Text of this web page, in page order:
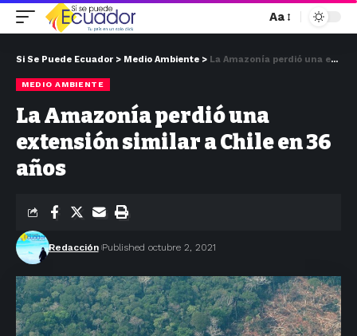
Aa
Si Se Puede Ecuador > Medio Ambiente > La Amazonía perdió una extensión similar a Chile en 36 años
MEDIO AMBIENTE
La Amazonía perdió una
extensión similar a Chile en 36
años
Redacción Published octubre 2, 2021